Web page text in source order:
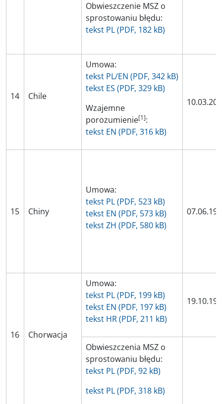
Obwieszczenie MSZ o
sprostowaniu błędu:
tekst PL (PDF, 182 kB)
14 Chile
Umowa:
tekst PL/EN (PDF, 342 kB)
tekst ES (PDF, 329 kB)
Wzajemne
porozumienie[1]:
tekst EN (PDF, 316 kB)
15 Chiny
Umowa:
tekst PL (PDF, 523 kB)
tekst EN (PDF, 573 kB)
tekst ZH (PDF, 580 kB)
16 Chorwacja
Umowa:
tekst PL (PDF, 199 kB)
tekst EN (PDF, 197 kB)
tekst HR (PDF, 211 kB)
Obwieszczenia MSZ o
sprostowaniu błędu:
tekst PL (PDF, 92 kB)
tekst PL (PDF, 318 kB)